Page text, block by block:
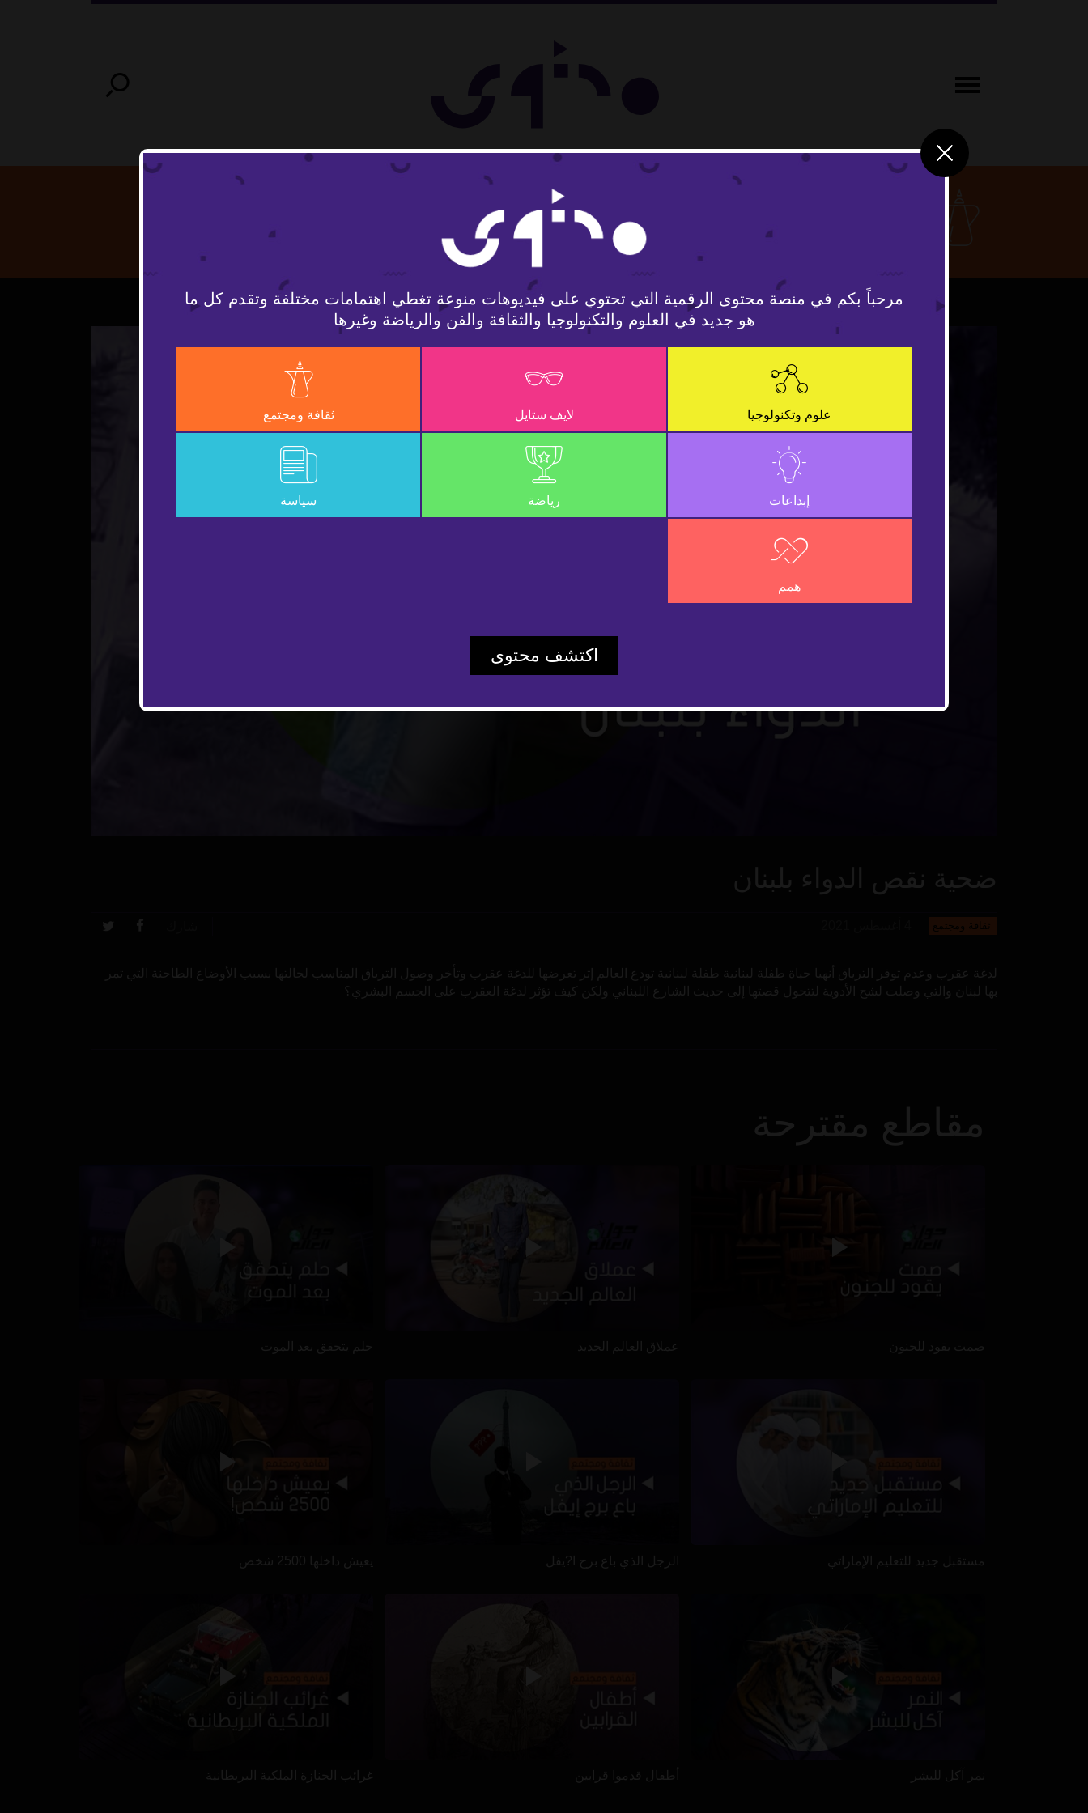
ثقافة ومجتمع
Video
ضحية نقص الدواء بلبنان
ثقافة ومجتمع
لدغة عقرب وعدم توفر الترياق أنهيا حياة طفلة لبنانية طفلة لبنانية تودع العالم إثر تعرضها للدغة عقرب وتأخر وصول الترياق المناسب لحالتها بسبب الأوضاع الطاحنة التي تمر
بها لبنان والتي وصلت لشح الأدوية لتتحول قصتها إلى حديث الشارع اللبناني ولكن كيف تؤثر لدغة العقرب على الجسم البشري؟
مقاطع مقترحة
صمت يقود للجنون عملاق العالم الجديد حلم يتحقق بعد الموت
مستقبل جديد للتعليم الإماراتي الرجل الذي باع برج ا?يفل يعيش داخلها 2500 شخص
نمر آكل للبشر أطفال قدموا قرابين غرائب الجنازة الملكية البريطانية
مرحباً بكم في منصة محتوى الرقمية التي تحتوي على فيديوهات منوعة تغطي اهتمامات مختلفة وتقدم كل ما
هو جديد في العلوم والتكنولوجيا والثقافة والفن والرياضة وغيرها
علوم وتكنولوجيا لايف ستايل ثقافة ومجتمع
إبداعات رياضة سياسة
همم
اكتشف محتوى